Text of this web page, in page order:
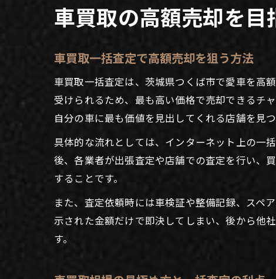
車買取の高額売却を
車買取一括査定で高額売却を狙う方法
車買取一括査定は、茨城県つくば市で愛車を高
受けられるため、最も高い価格で売却できるチ
自分の車に最も価値を見出してくれる店舗を見つ
具体的な流れとしては、インターネット上の一
後、各業者が出張査定や店舗での査定を行い、
することです。
また、査定依頼時には車検証や整備記録、スペ
示された金額だけで即決してしまい、後から他
す。